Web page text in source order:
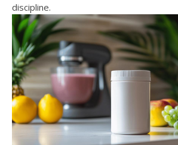
discipline.